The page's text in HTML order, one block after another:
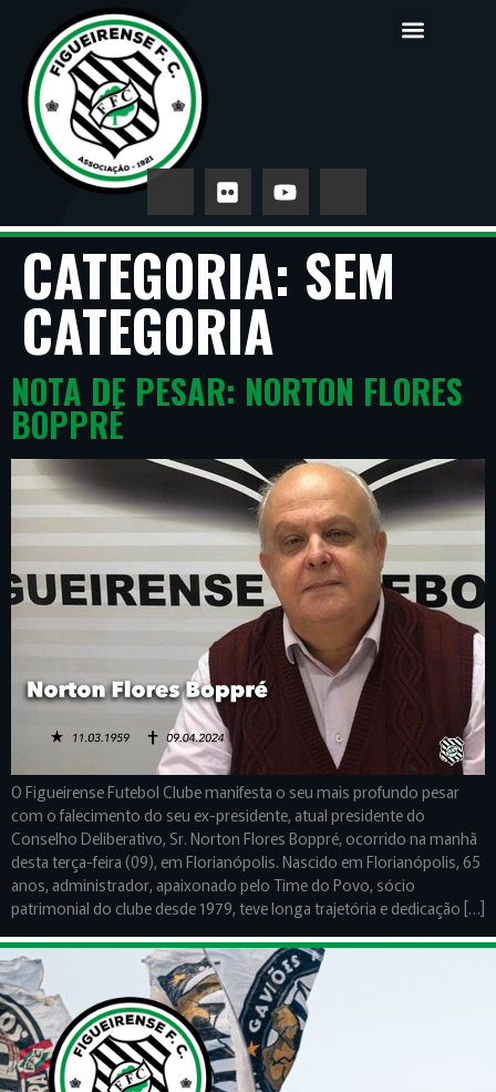
CATEGORIA: SEM
CATEGORIA
NOTA DE PESAR: NORTON FLORES
BOPPRÉ
O Figueirense Futebol Clube manifesta o seu mais profundo pesar
com o falecimento do seu ex-presidente, atual presidente do
Conselho Deliberativo, Sr. Norton Flores Boppré, ocorrido na manhã
desta terça-feira (09), em Florianópolis. Nascido em Florianópolis, 65
anos, administrador, apaixonado pelo Time do Povo, sócio
patrimonial do clube desde 1979, teve longa trajetória e dedicação […]